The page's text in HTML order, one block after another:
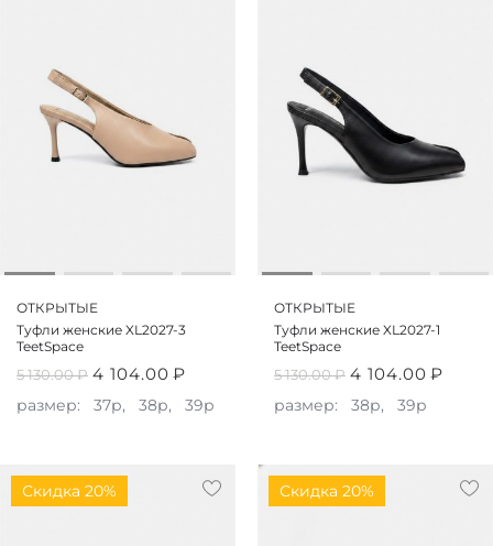
ОТКРЫТЫЕ
Туфли женские XL2027-3
TeetSpace
5 130.00₽ 4 104.00 ₽
размер: 37р, 38р, 39р
ОТКРЫТЫЕ
Туфли женские XL2027-1
TeetSpace
5 130.00₽ 4 104.00 ₽
размер: 38р, 39р
Скидка 20% Скидка 20%